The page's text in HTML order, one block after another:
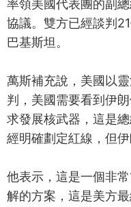
率領美國代表團的副
協議。雙方已經談判
巴基斯坦。
萬斯補充說，美國以
判，美國需要看到伊
求發展核武器，這是
經明確劃定紅線，但
他表示，這是一個非
解的方案，這是美方